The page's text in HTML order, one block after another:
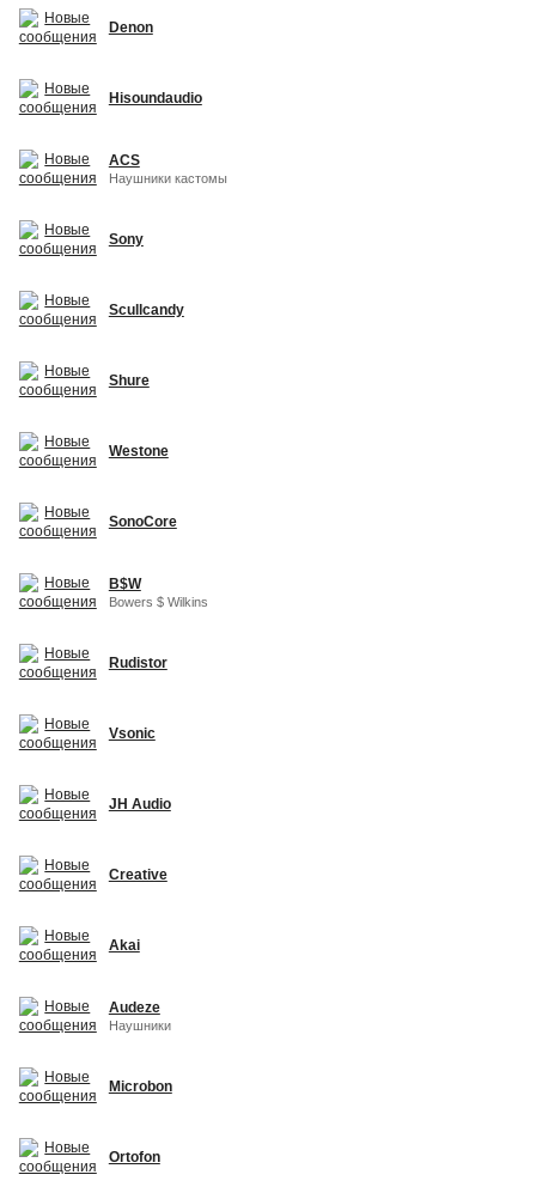
Denon
Hisoundaudio
ACS
Наушники кастомы
Sony
Scullcandy
Shure
Westone
SonoCore
B$W
Bowers $ Wilkins
Rudistor
Vsonic
JH Audio
Creative
Akai
Audeze
Наушники
Microbon
Ortofon